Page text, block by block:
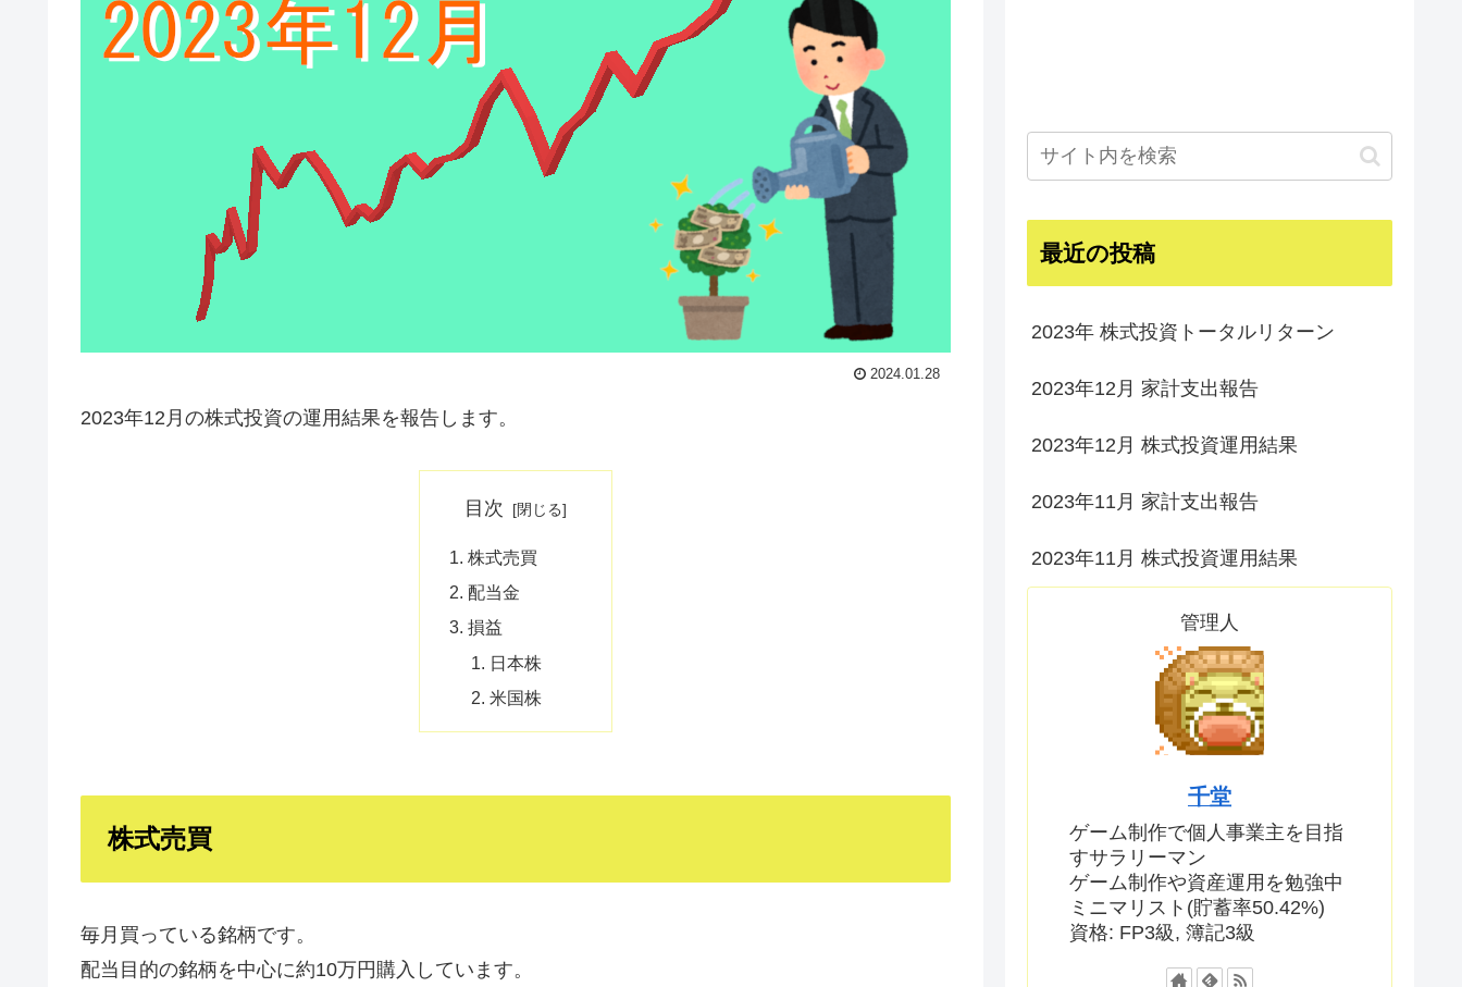
2024.01.28
2023年12月の株式投資の運用結果を報告します。
目次
株式売買
配当金
損益
日本株
米国株
株式売買
毎月買っている銘柄です。
配当目的の銘柄を中心に約10万円購入しています。
最近の投稿
2023年 株式投資トータルリターン
2023年12月 家計支出報告
2023年12月 株式投資運用結果
2023年11月 家計支出報告
2023年11月 株式投資運用結果
管理人
千堂
ゲーム制作で個人事業主を目指
すサラリーマン
ゲーム制作や資産運用を勉強中
ミニマリスト(貯蓄率50.42%)
資格: FP3級, 簿記3級